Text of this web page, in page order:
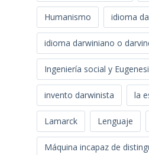
Humanismo idioma
idioma darwiniano o
Ingeniería social y
invento darwinista la
Lamarck Lenguaje
Máquina incapaz de